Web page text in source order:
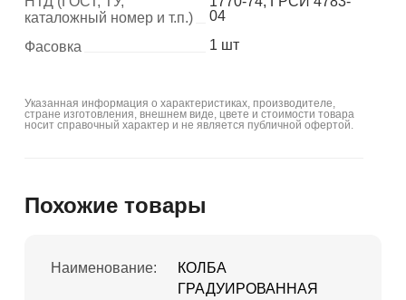
каталожный номер и т.п.)
04
Фасовка
1 шт
Указанная информация о характеристиках, производителе,
стране изготовления, внешнем виде, цвете и стоимости товара
носит справочный характер и не является публичной офертой.
Похожие товары
Наименование:
КОЛБА
ГРАДУИРОВАННАЯ